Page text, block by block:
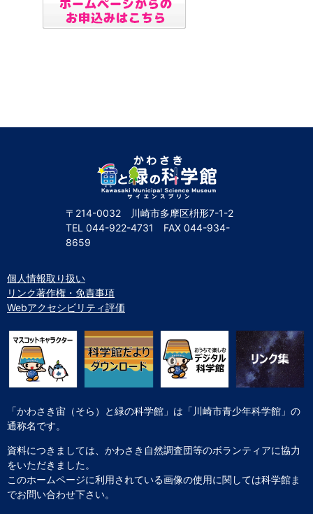
〒214-0032 川崎市多摩区枡形7-1-2
TEL 044-922-4731 FAX 044-934-
8659
個人情報取り扱い
リンク著作権・免責事項
Webアクセシビリティ評価
「かわさき宙（そら）と緑の科学館」は「川崎市青少年科学館」の
通称名です。
資料につきましては、かわさき自然調査団等のボランティアに協力
をいただきました。
このホームページに利用されている画像の使用に関しては科学館ま
でお問い合わせ下さい。